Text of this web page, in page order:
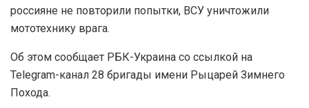
россияне не повторили попытки, ВСУ уничтожили
мототехнику врага.
Об этом сообщает РБК-Украина со ссылкой на
Telegram-канал 28 бригады имени Рыцарей Зимнего
Похода.